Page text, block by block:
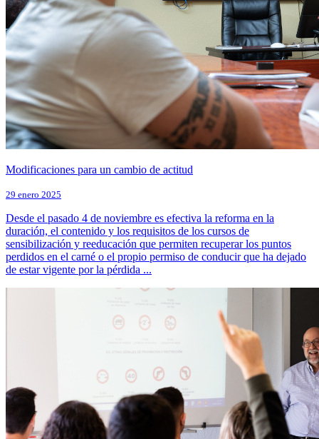
Modificaciones para un cambio de actitud
29 enero 2025
Desde el pasado 4 de noviembre es efectiva la reforma en la
duración, el contenido y los requisitos de los cursos de
sensibilización y reeducación que permiten recuperar los puntos
perdidos en el carné o el propio permiso de conducir que ha dejado
de estar vigente por la pérdida ...